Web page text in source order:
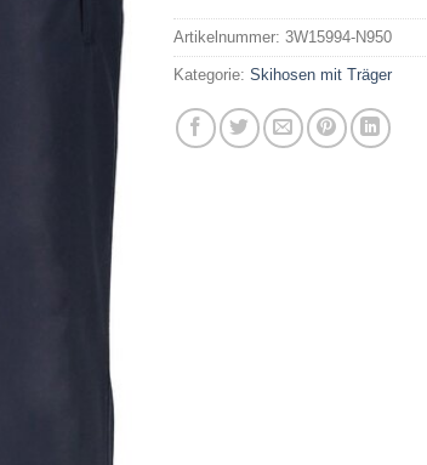
Artikelnummer: 3W15994-N950
Kategorie: Skihosen mit Träger